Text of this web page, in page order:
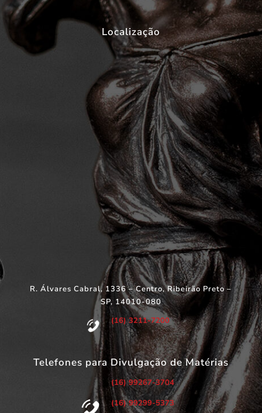
Localização
R. Álvares Cabral, 1336 – Centro, Ribeirão Preto –
SP, 14010-080
(16) 3211-7200
Telefones para Divulgação de Matérias
(16) 99267-3704
(16) 99299-5373